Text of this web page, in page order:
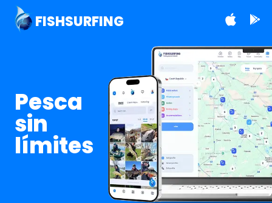
FISHSURFING
Pesca
sin
límites